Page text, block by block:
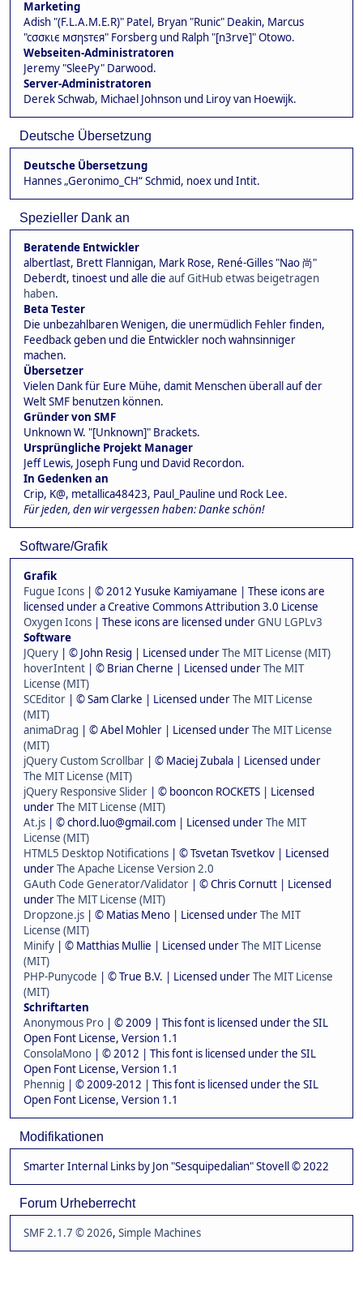
Marketing
Adish "(F.L.A.M.E.R)" Patel, Bryan "Runic" Deakin, Marcus
"cσσкιє мσηѕтєя" Forsberg und Ralph "[n3rve]" Otowo.
Webseiten-Administratoren
Jeremy "SleePy" Darwood.
Server-Administratoren
Derek Schwab, Michael Johnson und Liroy van Hoewijk.
Deutsche Übersetzung
Deutsche Übersetzung
Hannes „Geronimo_CH“ Schmid, noex und Intit.
Spezieller Dank an
Beratende Entwickler
albertlast, Brett Flannigan, Mark Rose, René-Gilles "Nao 尚"
Deberdt, tinoest und alle die auf GitHub etwas beigetragen
haben.
Beta Tester
Die unbezahlbaren Wenigen, die unermüdlich Fehler finden,
Feedback geben und die Entwickler noch wahnsinniger
machen.
Übersetzer
Vielen Dank für Eure Mühe, damit Menschen überall auf der
Welt SMF benutzen können.
Gründer von SMF
Unknown W. "[Unknown]" Brackets.
Ursprüngliche Projekt Manager
Jeff Lewis, Joseph Fung und David Recordon.
In Gedenken an
Crip, K@, metallica48423, Paul_Pauline und Rock Lee.
Für jeden, den wir vergessen haben: Danke schön!
Software/Grafik
Grafik
Fugue Icons | © 2012 Yusuke Kamiyamane | These icons are
licensed under a Creative Commons Attribution 3.0 License
Oxygen Icons | These icons are licensed underGNU LGPLv3
Software
JQuery | © John Resig | Licensed underThe MIT License (MIT)
hoverIntent | © Brian Cherne | Licensed underThe MIT
License (MIT)
SCEditor | © Sam Clarke | Licensed underThe MIT License
(MIT)
animaDrag | © Abel Mohler | Licensed underThe MIT License
(MIT)
jQuery Custom Scrollbar | © Maciej Zubala | Licensed under
The MIT License (MIT)
jQuery Responsive Slider | © booncon ROCKETS | Licensed
underThe MIT License (MIT)
At.js | © chord.luo@gmail.com | Licensed underThe MIT
License (MIT)
HTML5 Desktop Notifications | © Tsvetan Tsvetkov | Licensed
underThe Apache License Version 2.0
GAuth Code Generator/Validator | © Chris Cornutt | Licensed
underThe MIT License (MIT)
Dropzone.js | © Matias Meno | Licensed underThe MIT
License (MIT)
Minify | © Matthias Mullie | Licensed underThe MIT License
(MIT)
PHP-Punycode | © True B.V. | Licensed underThe MIT License
(MIT)
Schriftarten
Anonymous Pro | © 2009 | This font is licensed under the SIL
Open Font License, Version 1.1
ConsolaMono | © 2012 | This font is licensed under the SIL
Open Font License, Version 1.1
Phennig | © 2009-2012 | This font is licensed under the SIL
Open Font License, Version 1.1
Modifikationen
Smarter Internal Links by Jon "Sesquipedalian" Stovell © 2022
Forum Urheberrecht
SMF 2.1.7 © 2026, Simple Machines